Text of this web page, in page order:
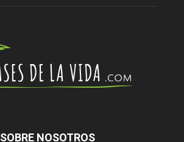
SOBRE NOSOTROS